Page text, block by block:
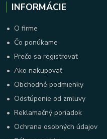
INFORMÁCIE
• O firme
• Čo ponúkame
•Prečo sa registrovať
•Ako nakupovať
• Obchodné podmienky
• Odstúpenie od zmluvy
•Reklamačný poriadok
• Ochrana osobných údajov